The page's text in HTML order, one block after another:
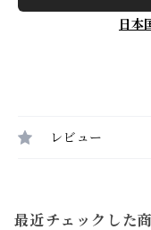
日本
レビュー
最近チェックした